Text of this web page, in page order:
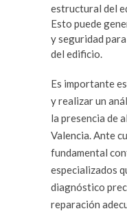
estructural del
Esto puede
y seguridad
del edificio.
Es importante
y realizar un
la presencia de
Valencia. Ante
fundamental
especializados
diagnóstico
reparación